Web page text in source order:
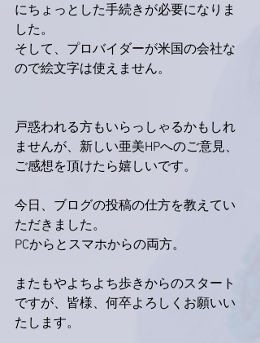
にちょっとした手続きが必要になりま
した。
そして、プロバイダーが米国の会社な
ので絵文字は使えません。
戸惑われる方もいらっしゃるかもしれ
ませんが、新しい亜美HPへのご意見、
ご感想を頂けたら嬉しいです。
今日、ブログの投稿の仕方を教えてい
ただきました。
PCからとスマホからの両方。
またもやよちよち歩きからのスタート
ですが、皆様、何卒よろしくお願いい
たします。